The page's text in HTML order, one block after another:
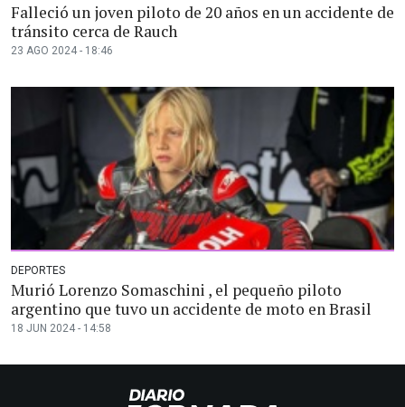
Falleció un joven piloto de 20 años en un accidente de
tránsito cerca de Rauch
23 AGO 2024 - 18:46
DEPORTES
Murió Lorenzo Somaschini , el pequeño piloto
argentino que tuvo un accidente de moto en Brasil
18 JUN 2024 - 14:58